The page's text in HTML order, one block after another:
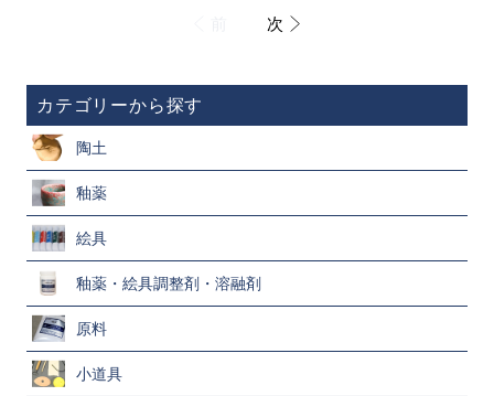
カテゴリーから探す
陶土
釉薬
絵具
釉薬・絵具調整剤・溶融剤
原料
小道具
次